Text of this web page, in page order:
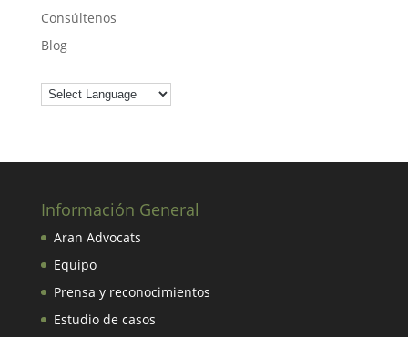
Consúltenos
Blog
Información General
Aran Advocats
Equipo
Prensa y reconocimientos
Estudio de casos